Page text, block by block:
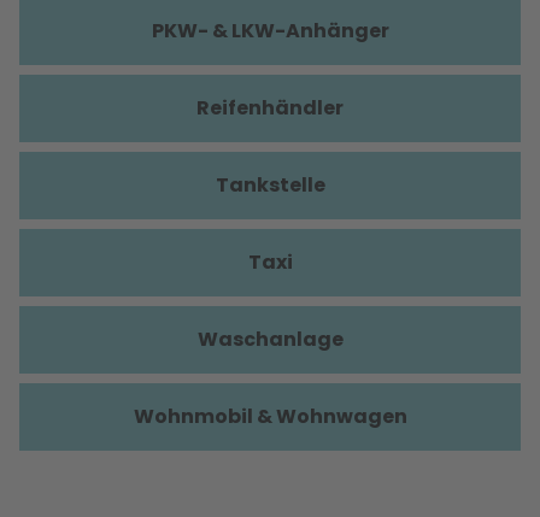
PKW- & LKW-Anhänger
Reifenhändler
Tankstelle
Taxi
Waschanlage
Wohnmobil & Wohnwagen